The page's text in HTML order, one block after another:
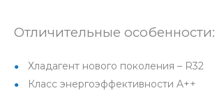
Отличительные особенности:
Хладагент нового поколения – R32
Класс энергоэффективности A++